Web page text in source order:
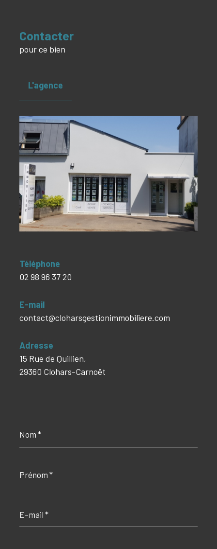
Contacter
pour ce bien
L'agence
Téléphone
02 98 96 37 20
E-mail
contact@cloharsgestionimmobiliere.com
Adresse
15 Rue de Quillien,
29360 Clohars-Carnoët
*
*
mail
*